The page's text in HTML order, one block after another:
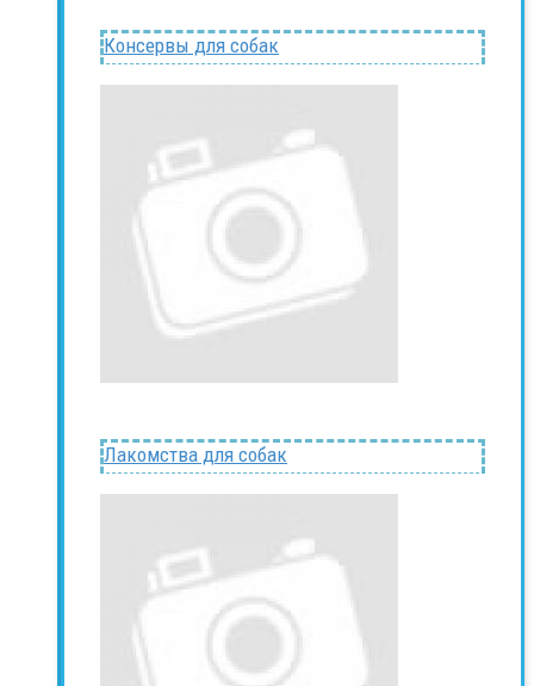
Консервы для собак
Лакомства для собак